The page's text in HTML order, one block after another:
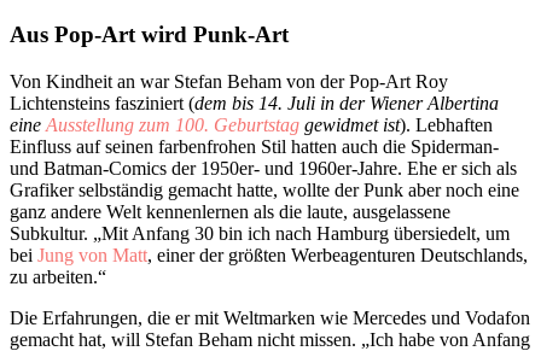
Aus Pop-Art wird Punk-Art
Von Kindheit an war Stefan Beham von der Pop-Art Roy
Lichtensteins fasziniert (dem bis 14. Juli in der Wiener Albertina
eine Ausstellung zum 100. Geburtstag gewidmet ist). Lebhaften
Einfluss auf seinen farbenfrohen Stil hatten auch die Spiderman-
und Batman-Comics der 1950er- und 1960er-Jahre. Ehe er sich als
Grafiker selbständig gemacht hatte, wollte der Punk aber noch eine
ganz andere Welt kennenlernen als die laute, ausgelassene
Subkultur. „Mit Anfang 30 bin ich nach Hamburg übersiedelt, um
bei Jung von Matt, einer der größten Werbeagenturen Deutschlands,
zu arbeiten.“
Die Erfahrungen, die er mit Weltmarken wie Mercedes und Vodafon
gemacht hat, will Stefan Beham nicht missen. „Ich habe von Anfang